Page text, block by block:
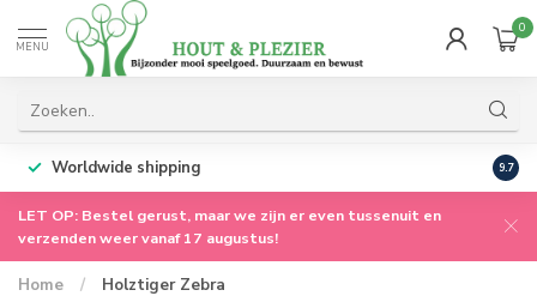
MENU
0
Worldwide shipping 9.7
LET OP: Bestel gerust, maar we zijn er even tussenuit en
verzenden weer vanaf 17 augustus!
Home / Holztiger Zebra